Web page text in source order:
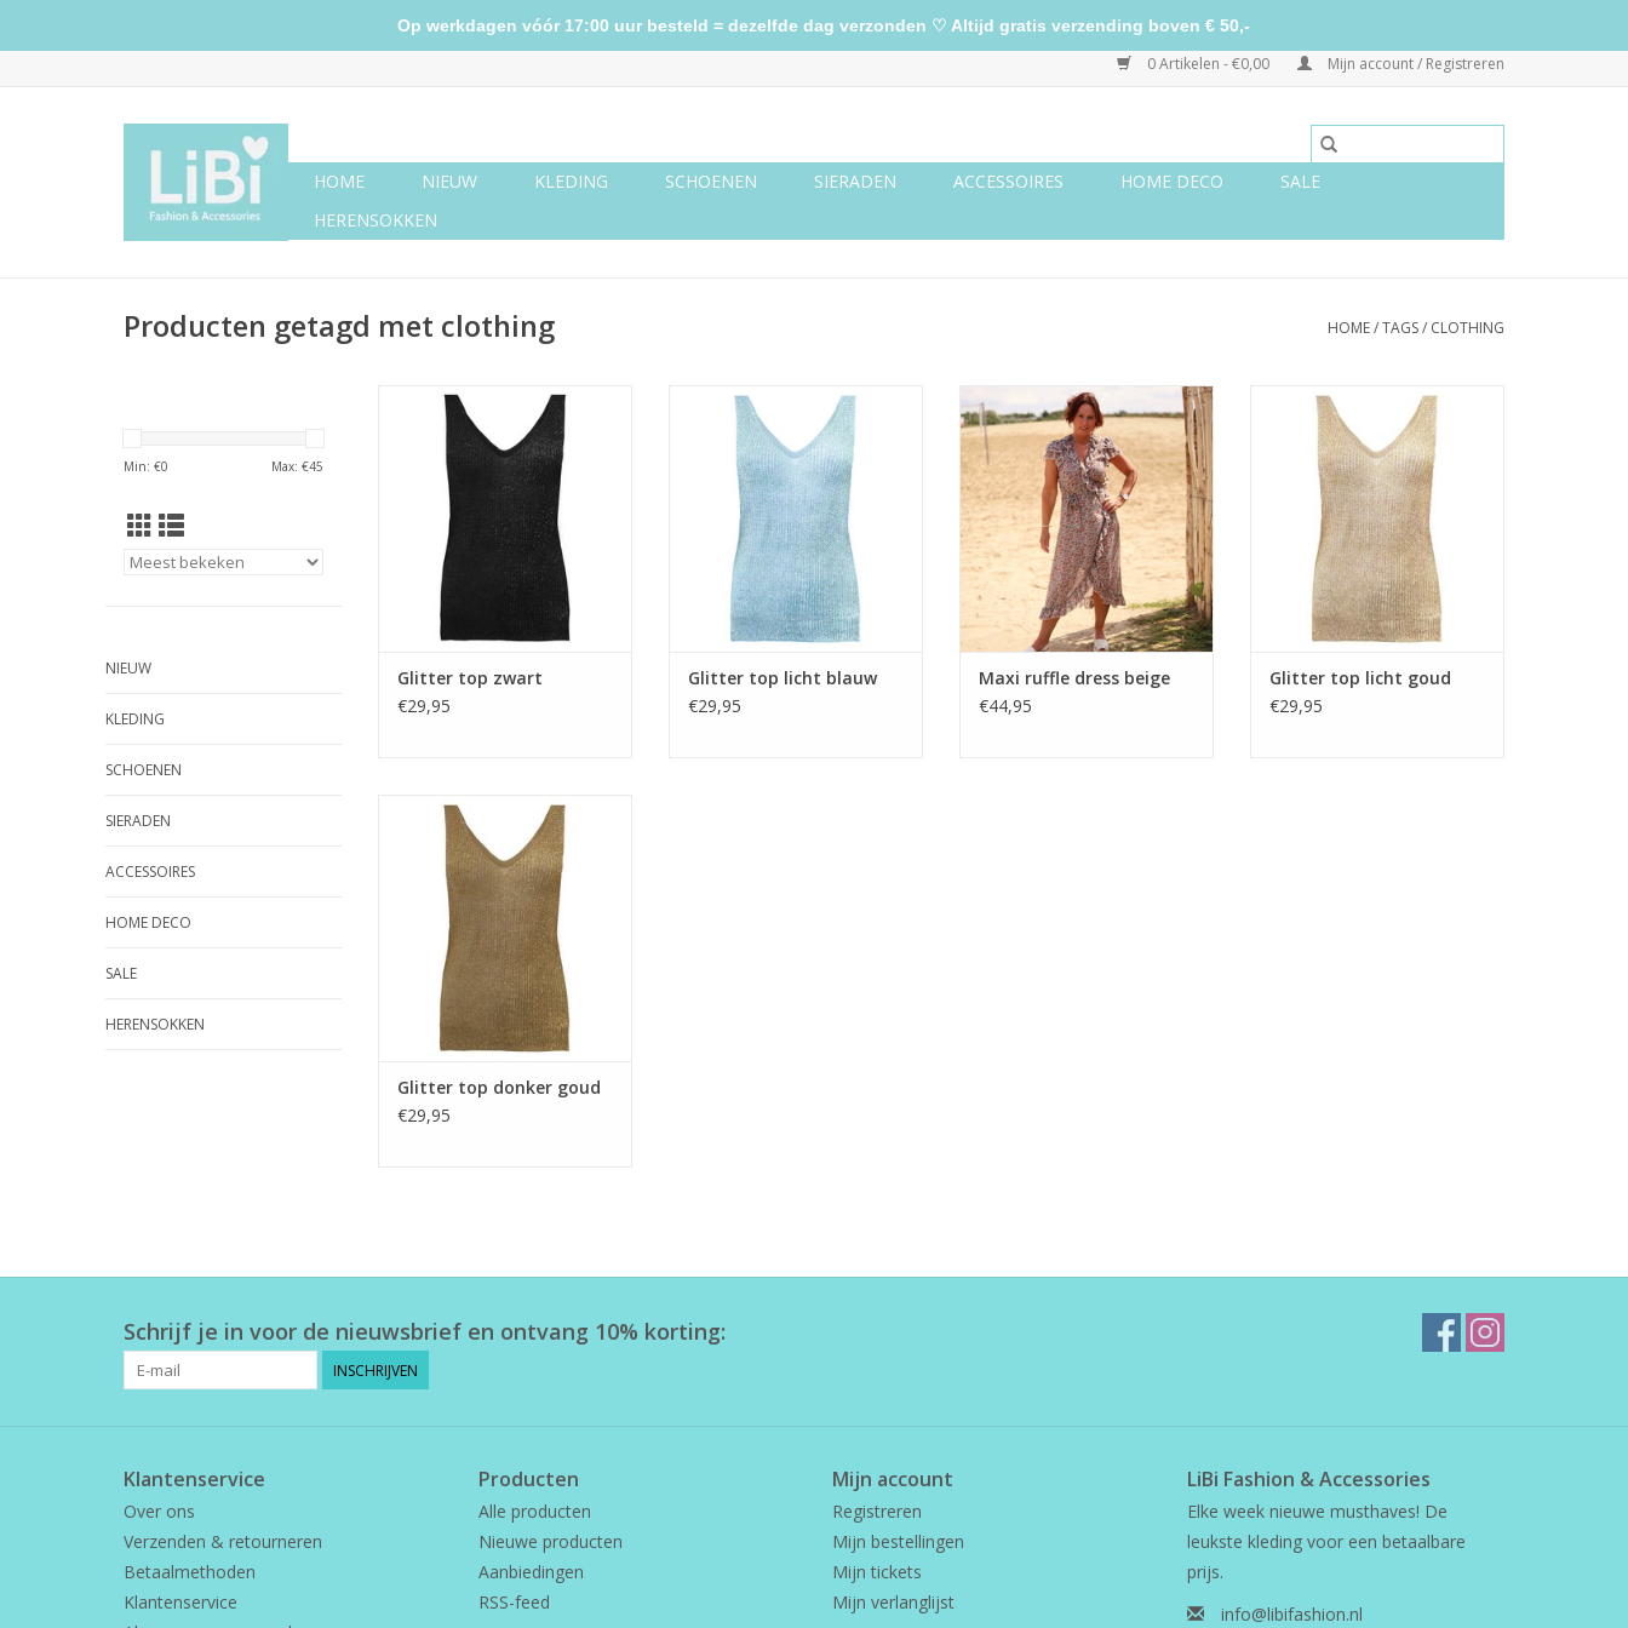
0 Artikelen - €0,00 Mijn account / Registreren
HOME NIEUW KLEDING SCHOENEN SIERADEN ACCESSOIRES HOME DECO
SALE
HERENSOKKEN
Producten getagd met clothing HOME/TAGS/ CLOTHING
Min: €0 Max: €45
NIEUW
KLEDING
SCHOENEN
SIERADEN
ACCESSOIRES
HOME DECO
SALE
HERENSOKKEN
Glitter top zwart
Glitter top zwart
€29,95
Glitter top licht blauw
TOEVOEGEN AAN WINKELWAGEN
Glitter top licht blauw
€29,95
Maxi ruffle dress beige
Maxi ruffle dress beige
€44,95
Glitter top licht goud
Glitter top licht goud
€29,95
Glitter top donker goud
Glitter top donker goud
€29,95
Schrijf je in voor de nieuwsbrief en ontvang 10% korting:
INSCHRIJVEN
Klantenservice
Over ons
Verzenden & retourneren
Betaalmethoden
Klantenservice
Producten
Alle producten
Nieuwe producten
Aanbiedingen
RSS-feed
Mijn account
Registreren
Mijn bestellingen
Mijn tickets
Mijn verlanglijst
LiBi Fashion & Accessories
Elke week nieuwe musthaves! De
leukste kleding voor een betaalbare
prijs.
info@libifashion.nl
Op werkdagen vóór 17:00 uur besteld = dezelfde dag verzonden ♡ Altijd gratis verzending boven € 50,-